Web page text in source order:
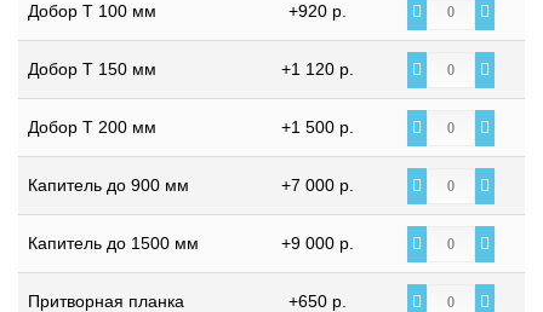
Добор Т 100 мм +920 р.
Добор Т 150 мм +1 120 р.
Добор Т 200 мм +1 500 р.
Капитель до 900 мм +7 000 р.
Капитель до 1500 мм +9 000 р.
Притворная планка +650 р.